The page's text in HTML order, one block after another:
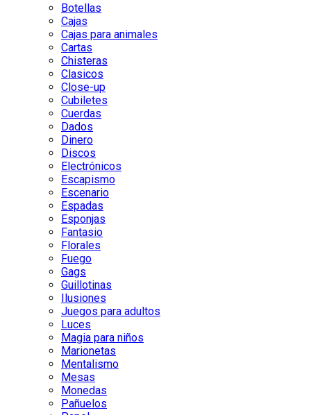
Botellas
Cajas
Cajas para animales
Cartas
Chisteras
Clasicos
Close-up
Cubiletes
Cuerdas
Dados
Dinero
Discos
Electrónicos
Escapismo
Escenario
Espadas
Esponjas
Fantasio
Florales
Fuego
Gags
Guillotinas
Ilusiones
Juegos para adultos
Luces
Magia para niños
Marionetas
Mentalismo
Mesas
Monedas
Pañuelos